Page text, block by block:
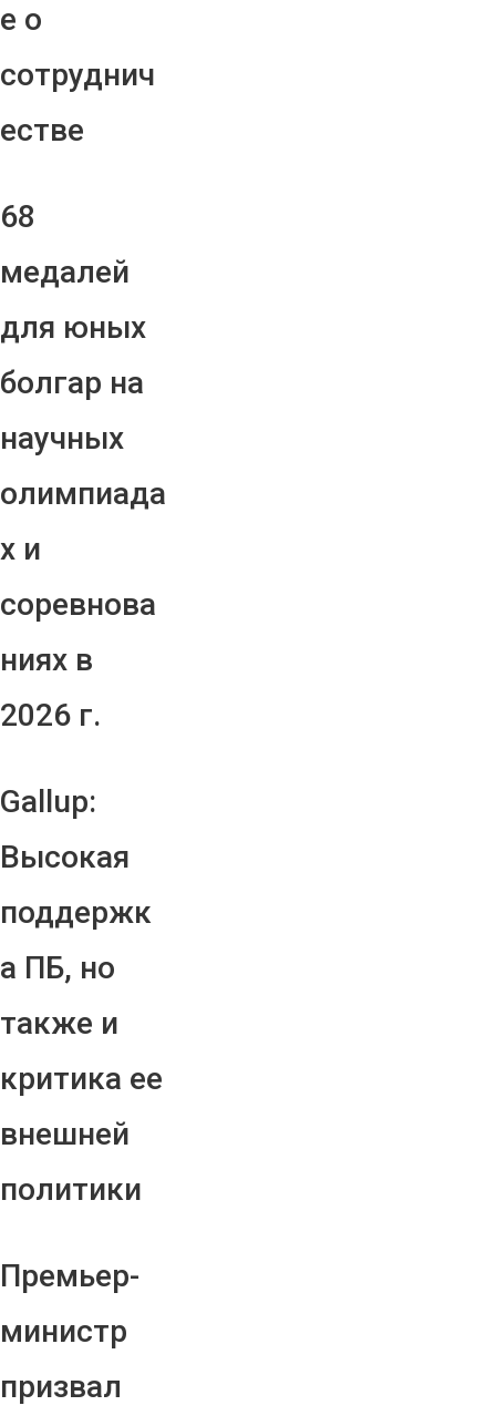
е о
сотруднич
естве
68
медалей
для юных
болгар на
научных
олимпиада
х и
соревнова
ниях в
2026 г.
Gallup:
Высокая
поддержк
а ПБ, но
также и
критика ее
внешней
политики
Премьер-
министр
призвал